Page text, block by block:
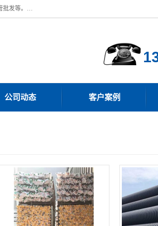
深圳市宝安区沙井街道浩丰胶管商行主营产品：联塑批发、联塑管批发、联塑总代理、联塑总经销、联塑HDPE波纹管批发、联塑PE给水管批发等。凭借服务以及多年的勤奋拼搏，发展成为一家销售各种管材管件，绝缘电工套管及配件等系列产品的贸易公司。公司秉承“顾客至上，锐意进取”的经营理念，坚持“客户至上”原则为广大客户提供的服务。欢迎惠顾！
公司动态 客户案例